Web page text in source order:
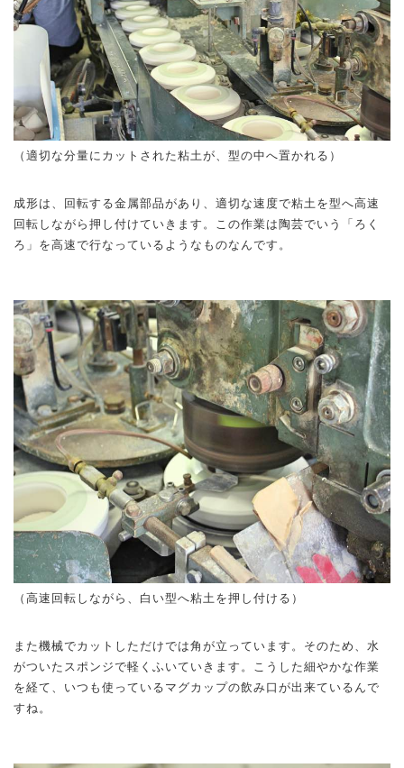
（適切な分量にカットされた粘土が、型の中へ置かれる）
成形は、回転する金属部品があり、適切な速度で粘土を型へ高速
回転しながら押し付けていきます。この作業は陶芸でいう「ろく
ろ」を高速で行なっているようなものなんです。
（高速回転しながら、白い型へ粘土を押し付ける）
また機械でカットしただけでは角が立っています。そのため、水
がついたスポンジで軽くふいていきます。こうした細やかな作業
を経て、いつも使っているマグカップの飲み口が出来ているんで
すね。